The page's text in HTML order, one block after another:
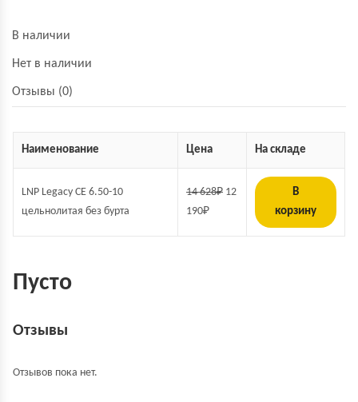
В наличии
Нет в наличии
Отзывы (0)
Наименование Цена На складе
LNP Legacy СЕ 6.50-10
цельнолитая без бурта
14 628₽ 12
190₽
В
корзину
Пусто
Отзывы
Отзывов пока нет.